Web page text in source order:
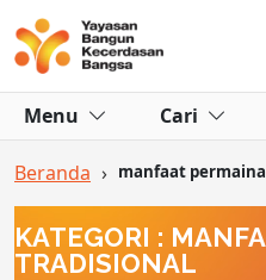
Menu Cari
Beranda › manfaat
KATEGORI :
TRADISIONAL